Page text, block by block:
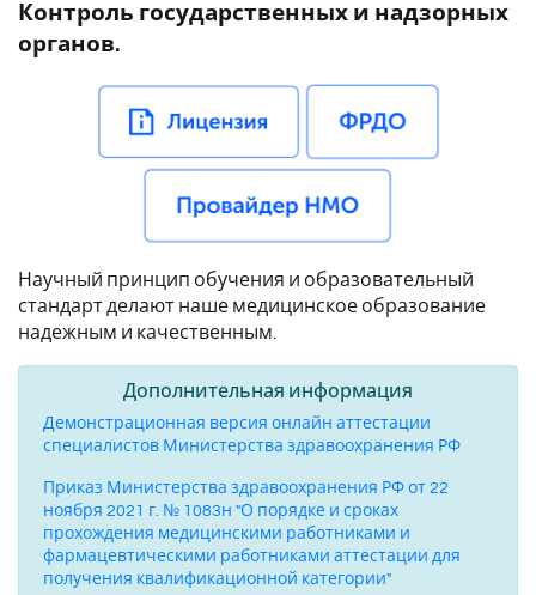
Контроль государственных и надзорных
органов.
Научный принцип обучения и образовательный
стандарт делают наше медицинское образование
надежным и качественным.
Дополнительная информация
Демонстрационная версия онлайн аттестации
специалистов Министерства здравоохранения РФ
Приказ Министерства здравоохранения РФ от 22
ноября 2021 г. № 1083н "О порядке и сроках
прохождения медицинскими работниками и
фармацевтическими работниками аттестации для
получения квалификационной категории"